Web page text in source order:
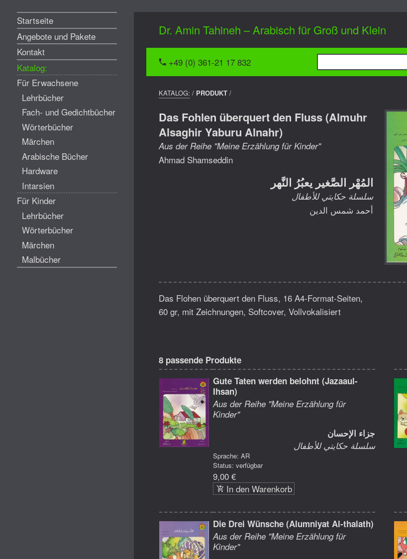
Menü
Startseite
Angebote und Pakete
Kontakt
Katalog:
Für Erwachsene
Lehrbücher
Fach- und Gedichtbücher
Wörterbücher
Märchen
Arabische Bücher
Hardware
Intarsien
Für Kinder
Lehrbücher
Wörterbücher
Märchen
Malbücher
Dr. Amin Tahineh – Arabisch für Groß und Klein
+49 (0) 361-21 17 832
BREADCRUMP
NAVIGATION
KATALOG: / PRODUKT /
Das Fohlen überquert den Fluss (Almuhr
Alsaghir Yaburu Alnahr)
Aus der Reihe "Meine Erzählung für Kinder"
Ahmad Shamseddin
المُهْر الصَّغير يعبُرُ النَّهر
سلسلة حكايتي للأطفال
أحمد شمس الدين
Das Flohen überquert den Fluss, 16 A4-Format-Seiten,
60 gr, mit Zeichnungen, Softcover, Vollvokalisiert
8 passende Produkte
Gute Taten werden belohnt (Jazaaul-
Ihsan)
Aus der Reihe "Meine Erzählung für
Kinder"
جزاء الإحسان
سلسلة حكايتي للأطفال
Sprache: AR
Status: verfügbar
9,00 €
In den Warenkorb
Die Drei Wünsche (Alumniyat Al-thalath)
Aus der Reihe "Meine Erzählung für
Kinder"